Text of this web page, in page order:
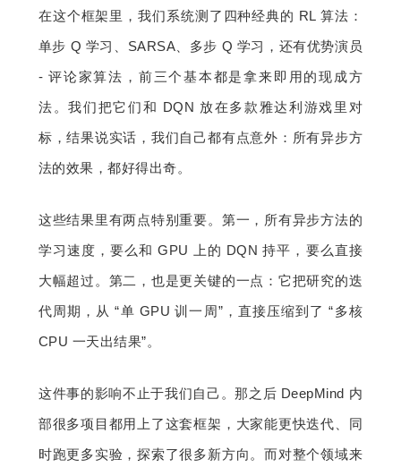
在这个框架里，我们系统测了四种经典的 RL 算法：
单步 Q 学习、SARSA、多步 Q 学习，还有优势演员
- 评论家算法，前三个基本都是拿来即用的现成方
法。我们把它们和 DQN 放在多款雅达利游戏里对
标，结果说实话，我们自己都有点意外：所有异步方
法的效果，都好得出奇。
这些结果里有两点特别重要。第一，所有异步方法的
学习速度，要么和 GPU 上的 DQN 持平，要么直接
大幅超过。第二，也是更关键的一点：它把研究的迭
代周期，从 “单 GPU 训一周”，直接压缩到了 “多核
CPU 一天出结果”。
这件事的影响不止于我们自己。那之后 DeepMind 内
部很多项目都用上了这套框架，大家能更快迭代、同
时跑更多实验，探索了很多新方向。而对整个领域来